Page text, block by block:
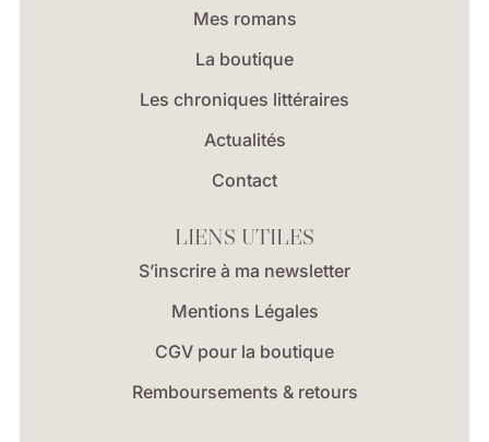
Mes romans
La boutique
Les chroniques littéraires
Actualités
Contact
LIENS UTILES
S’inscrire à ma newsletter
Mentions Légales
CGV pour la boutique
Remboursements & retours